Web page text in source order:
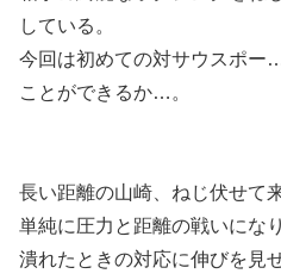
している。
今回は初めての対サウスポー
ことができるか…。
長い距離の山崎、ねじ伏せて
単純に圧力と距離の戦いにな
潰れたときの対応に伸びを見